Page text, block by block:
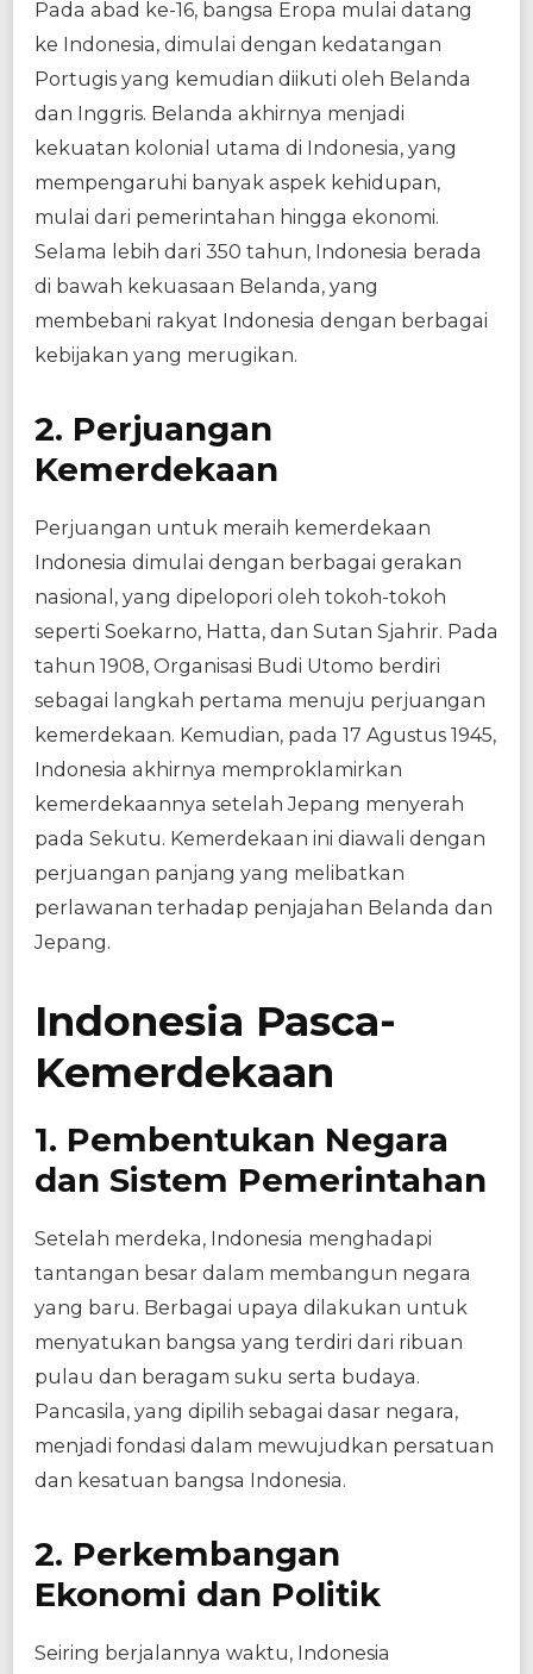
Pada abad ke-16, bangsa Eropa mulai datang
ke Indonesia, dimulai dengan kedatangan
Portugis yang kemudian diikuti oleh Belanda
dan Inggris. Belanda akhirnya menjadi
kekuatan kolonial utama di Indonesia, yang
mempengaruhi banyak aspek kehidupan,
mulai dari pemerintahan hingga ekonomi.
Selama lebih dari 350 tahun, Indonesia berada
di bawah kekuasaan Belanda, yang
membebani rakyat Indonesia dengan berbagai
kebijakan yang merugikan.
2. Perjuangan
Kemerdekaan
Perjuangan untuk meraih kemerdekaan
Indonesia dimulai dengan berbagai gerakan
nasional, yang dipelopori oleh tokoh-tokoh
seperti Soekarno, Hatta, dan Sutan Sjahrir. Pada
tahun 1908, Organisasi Budi Utomo berdiri
sebagai langkah pertama menuju perjuangan
kemerdekaan. Kemudian, pada 17 Agustus 1945,
Indonesia akhirnya memproklamirkan
kemerdekaannya setelah Jepang menyerah
pada Sekutu. Kemerdekaan ini diawali dengan
perjuangan panjang yang melibatkan
perlawanan terhadap penjajahan Belanda dan
Jepang.
Indonesia Pasca-
Kemerdekaan
1. Pembentukan Negara
dan Sistem Pemerintahan
Setelah merdeka, Indonesia menghadapi
tantangan besar dalam membangun negara
yang baru. Berbagai upaya dilakukan untuk
menyatukan bangsa yang terdiri dari ribuan
pulau dan beragam suku serta budaya.
Pancasila, yang dipilih sebagai dasar negara,
menjadi fondasi dalam mewujudkan persatuan
dan kesatuan bangsa Indonesia.
2. Perkembangan
Ekonomi dan Politik
Seiring berjalannya waktu, Indonesia